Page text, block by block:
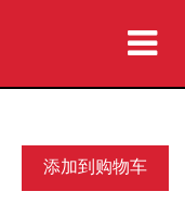
添加到购物车